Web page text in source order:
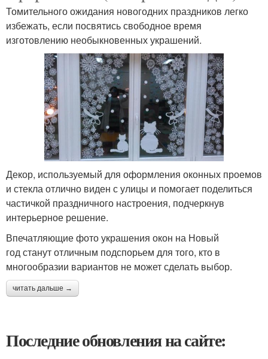
Томительного ожидания новогодних праздников легко
избежать, если посвятись свободное время
изготовлению необыкновенных украшений.
Декор, используемый для оформления оконных проемов
и стекла отлично виден с улицы и помогает поделиться
частичкой праздничного настроения, подчеркнув
интерьерное решение.
Впечатляющие фото украшения окон на Новый
год станут отличным подспорьем для того, кто в
многообразии вариантов не может сделать выбор.
читать дальше →
Последние обновления на сайте: